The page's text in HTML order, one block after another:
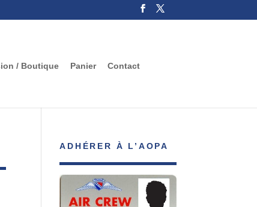
/ Boutique Panier
Contact
ADHÉRER À L’AOPA